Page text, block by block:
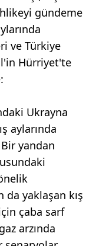
gündeme
ve Türkiye
Hürriyet'te
Ukrayna
aylarında
Bir yandan
yaklaşan kış
çaba sarf
arzında